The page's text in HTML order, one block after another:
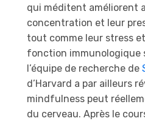
qui méditent améliorent
concentration et leur
tout comme leur stress
fonction immunologique
l’équipe de recherche de
d’Harvard a par ailleurs
mindfulness peut
du cerveau. Après le